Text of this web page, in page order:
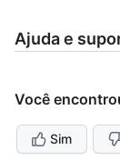
Ajuda e
Você
Sim